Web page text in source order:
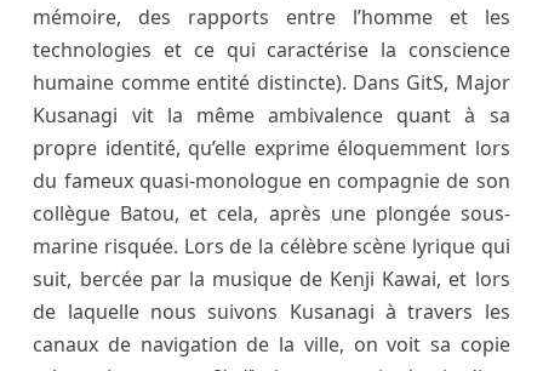
mémoire, des rapports entre l’homme et les
technologies et ce qui caractérise la conscience
humaine comme entité distincte). Dans GitS, Major
Kusanagi vit la même ambivalence quant à sa
propre identité, qu’elle exprime éloquemment lors
du fameux quasi-monologue en compagnie de son
collègue Batou, et cela, après une plongée sous-
marine risquée. Lors de la célèbre scène lyrique qui
suit, bercée par la musique de Kenji Kawai, et lors
de laquelle nous suivons Kusanagi à travers les
canaux de navigation de la ville, on voit sa copie